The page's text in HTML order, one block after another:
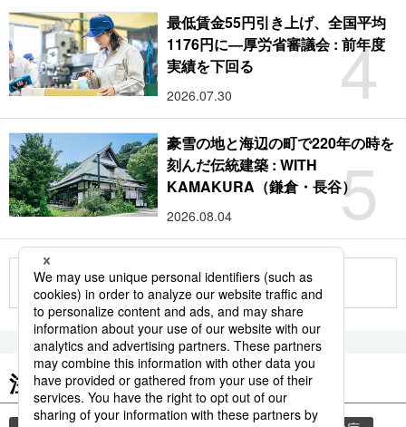
4
最低賃金55円引き上げ、全国平均
1176円に―厚労省審議会 : 前年度
実績を下回る
2026.07.30
5
豪雪の地と海辺の町で220年の時を
刻んだ伝統建築 : WITH
KAMAKURA（鎌倉・長谷）
2026.08.04
もっと見る
注目のキーワード